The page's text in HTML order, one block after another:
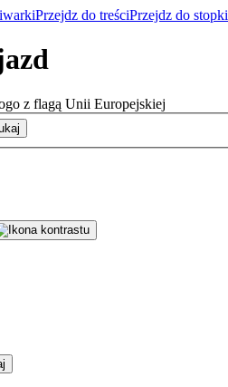
Przejdz do treściPrzejdz do stopki